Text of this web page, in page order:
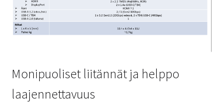
Monipuoliset liitännät ja helppo
laajennettavuus